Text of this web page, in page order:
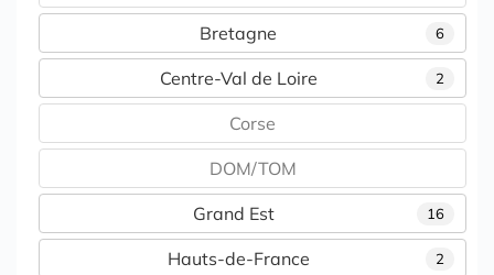
6
Bretagne
2
Centre-Val de Loire
Corse
DOM/TOM
16
Grand Est
2
Hauts-de-France